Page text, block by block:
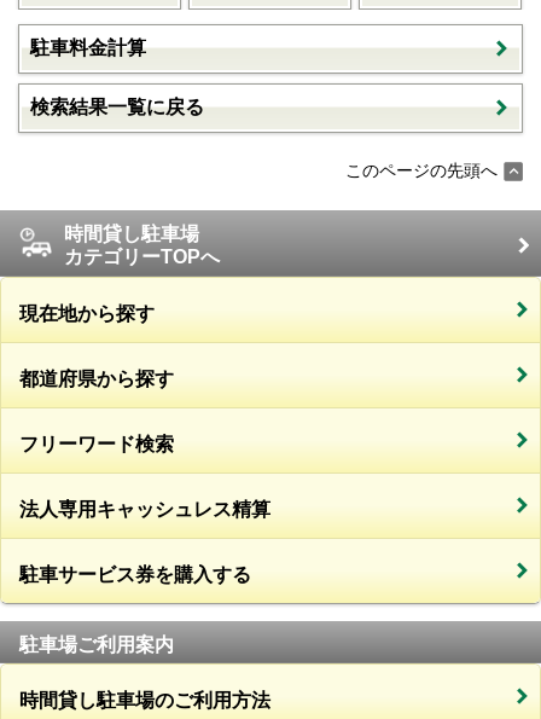
駐車料金計算
検索結果一覧に戻る
このページの先頭へ
時間貸し駐車場
カテゴリーTOPへ
現在地から探す
都道府県から探す
フリーワード検索
法人専用キャッシュレス精算
駐車サービス券を購入する
駐車場ご利用案内
時間貸し駐車場のご利用方法